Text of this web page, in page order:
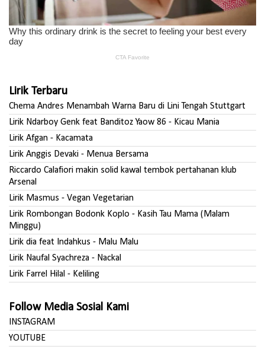
Lirik Terbaru
Chema Andres Menambah Warna Baru di Lini Tengah Stuttgart
Lirik Ndarboy Genk feat Banditoz Yaow 86 - Kicau Mania
Lirik Afgan - Kacamata
Lirik Anggis Devaki - Menua Bersama
Riccardo Calafiori makin solid kawal tembok pertahanan klub
Arsenal
Lirik Masmus - Vegan Vegetarian
Lirik Rombongan Bodonk Koplo - Kasih Tau Mama (Malam
Minggu)
Lirik dia feat Indahkus - Malu Malu
Lirik Naufal Syachreza - Nackal
Lirik Farrel Hilal - Keliling
Follow Media Sosial Kami
INSTAGRAM
YOUTUBE